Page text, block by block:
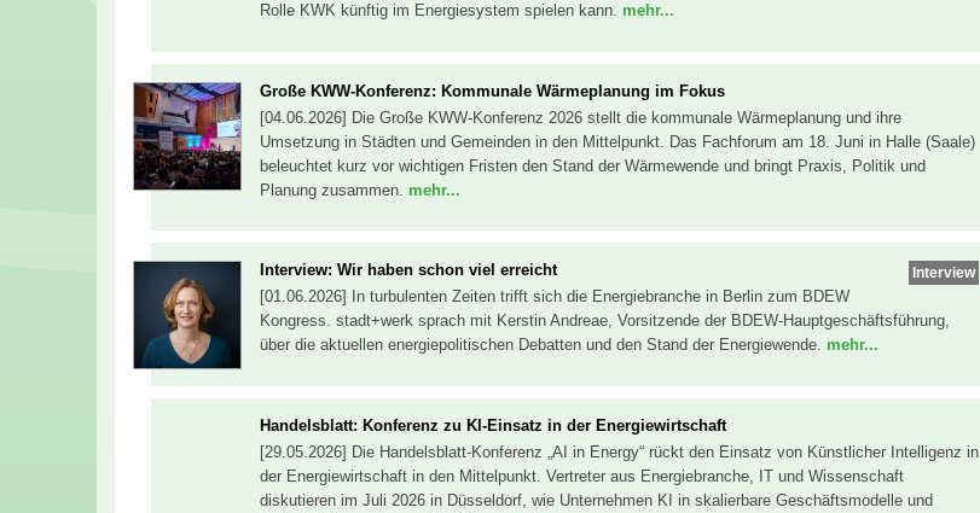
Rolle KWK künftig im Energiesystem spielen kann. mehr...
Große KWW-Konferenz: Kommunale Wärmeplanung im Fokus
[04.06.2026] Die Große KWW-Konferenz 2026 stellt die kommunale Wärmeplanung und ihre
Umsetzung in Städten und Gemeinden in den Mittelpunkt. Das Fachforum am 18. Juni in Halle (Saale)
beleuchtet kurz vor wichtigen Fristen den Stand der Wärmewende und bringt Praxis, Politik und
Planung zusammen. mehr...
Interview
Interview: Wir haben schon viel erreicht
[01.06.2026] In turbulenten Zeiten trifft sich die Energiebranche in Berlin zum BDEW
Kongress. stadt+werk sprach mit Kerstin Andreae, Vorsitzende der BDEW-Hauptgeschäftsführung,
über die aktuellen energiepolitischen Debatten und den Stand der Energiewende. mehr...
Handelsblatt: Konferenz zu KI-Einsatz in der Energiewirtschaft
[29.05.2026] Die Handelsblatt-Konferenz „AI in Energy“ rückt den Einsatz von Künstlicher Intelligenz in
der Energiewirtschaft in den Mittelpunkt. Vertreter aus Energiebranche, IT und Wissenschaft
diskutieren im Juli 2026 in Düsseldorf, wie Unternehmen KI in skalierbare Geschäftsmodelle und